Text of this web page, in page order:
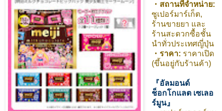
・สถานที่จำหน่าย:
ซูเปอร์มาร์เก็ต,
ร้านขายยา และ
ร้านสะดวกซื้อชั้น
นำทั่วประเทศญี่ปุ่น
・ราคา: ราคาเปิด
(ขึ้นอยู่กับร้านค้า)
『อัลมอนด์
ช็อกโกแลต เซเลอ
ร์มูน』